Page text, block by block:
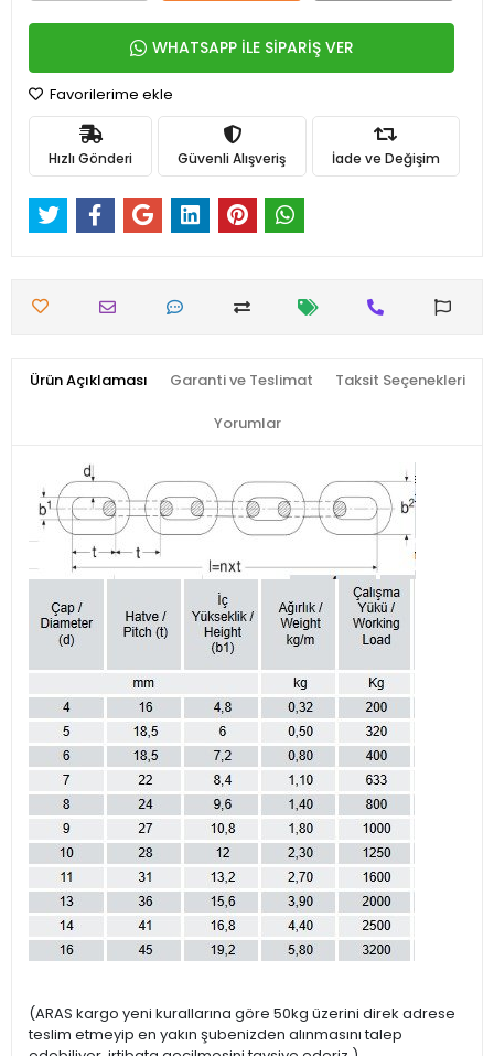
WHATSAPP İLE SİPARİŞ VER
Favorilerime ekle
Hızlı Gönderi Güvenli Alışveriş İade ve Değişim
Ürün Açıklaması Garanti ve Teslimat Taksit Seçenekleri
Yorumlar
(ARAS kargo yeni kurallarına göre 50kg üzerini direk adrese
teslim etmeyip en yakın şubenizden alınmasını talep